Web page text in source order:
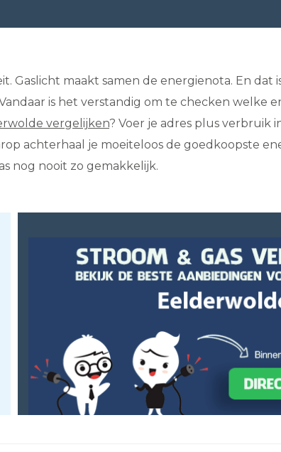
Gaslicht maakt samen de energienota. En dat
is het verstandig om te checken welke
vergelijken? Voer je adres plus verbruik
achterhaal je moeiteloos de goedkoopste
nog nooit zo gemakkelijk.